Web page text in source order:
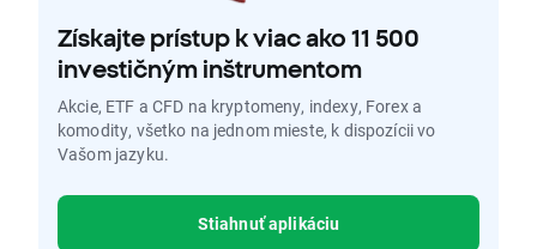
Získajte prístup k viac ako 11 500
investičným inštrumentom
Akcie, ETF a CFD na kryptomeny, indexy, Forex a
komodity, všetko na jednom mieste, k dispozícii vo
Vašom jazyku.
Stiahnuť aplikáciu